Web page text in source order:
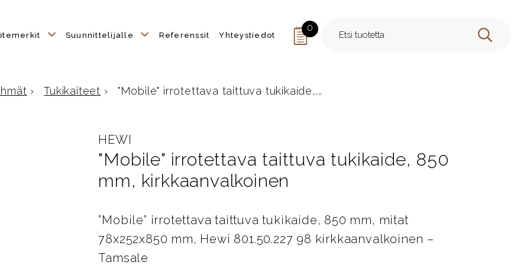
Suunnittelijalle Referenssit Yhteystiedot
0
HAE
› Tukikaiteet › "Mobile" irrotettava taittuva tukikaide,...
HEWI
"Mobile" irrotettava taittuva tukikaide, 850
mm, kirkkaanvalkoinen
”Mobile” irrotettava taittuva tukikaide, 850 mm, mitat
78x252x850 mm, Hewi 801.50.227 98 kirkkaanvalkoinen –
Tamsale